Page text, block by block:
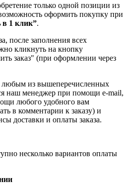
только одной позиции из
оформить покупку при
в 1 клик”.
после заполнения всех
кликнуть на кнопку
заказ" (при оформлении через
любым из вышеперечисленных
наш менеджер при помощи e-mail,
любого удобного вам
в комментарии к заказу) и
доставки и оплаты заказа.
несколько вариантов оплаты